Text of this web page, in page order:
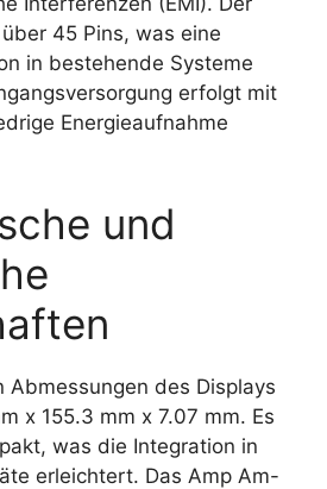
45 Pins, was eine
in bestehende Systeme
erfolgt mit
Energieaufnahme
und
Abmessungen des Displays
x 155.3 mm x 7.07 mm. Es
was die Integration in
erleichtert. Das Amp Am-